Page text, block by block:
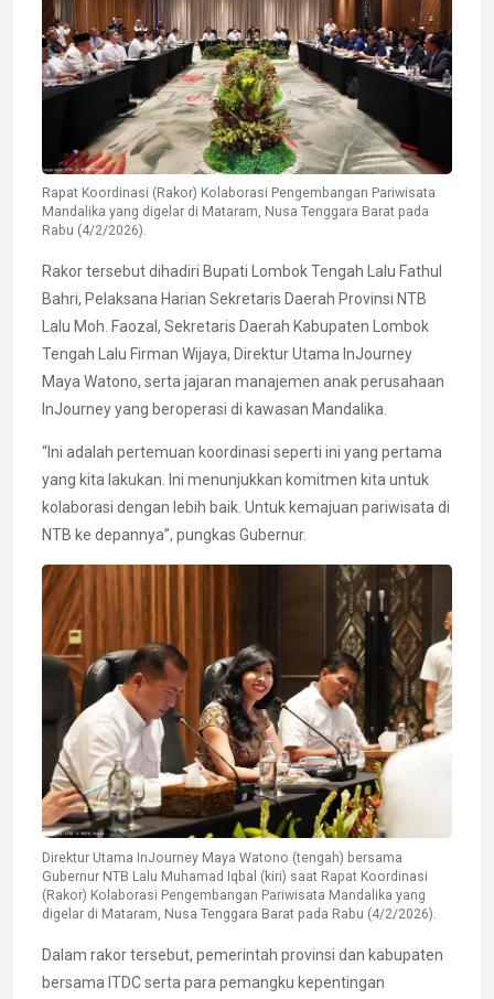
Rapat Koordinasi (Rakor) Kolaborasi Pengembangan Pariwisata
Mandalika yang digelar di Mataram, Nusa Tenggara Barat pada
Rabu (4/2/2026).
Rakor tersebut dihadiri Bupati Lombok Tengah Lalu Fathul
Bahri, Pelaksana Harian Sekretaris Daerah Provinsi NTB
Lalu Moh. Faozal, Sekretaris Daerah Kabupaten Lombok
Tengah Lalu Firman Wijaya, Direktur Utama InJourney
Maya Watono, serta jajaran manajemen anak perusahaan
InJourney yang beroperasi di kawasan Mandalika.
“Ini adalah pertemuan koordinasi seperti ini yang pertama
yang kita lakukan. Ini menunjukkan komitmen kita untuk
kolaborasi dengan lebih baik. Untuk kemajuan pariwisata di
NTB ke depannya”, pungkas Gubernur.
Direktur Utama InJourney Maya Watono (tengah) bersama
Gubernur NTB Lalu Muhamad Iqbal (kiri) saat Rapat Koordinasi
(Rakor) Kolaborasi Pengembangan Pariwisata Mandalika yang
digelar di Mataram, Nusa Tenggara Barat pada Rabu (4/2/2026).
Dalam rakor tersebut, pemerintah provinsi dan kabupaten
bersama ITDC serta para pemangku kepentingan